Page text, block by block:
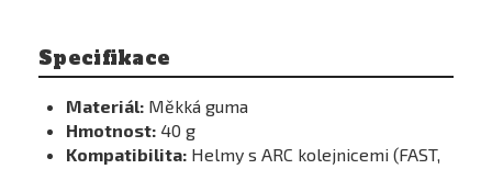
Specifikace
Materiál: Měkká guma
Hmotnost: 40 g
Kompatibilita: Helmy s ARC kolejnicemi (FAST,